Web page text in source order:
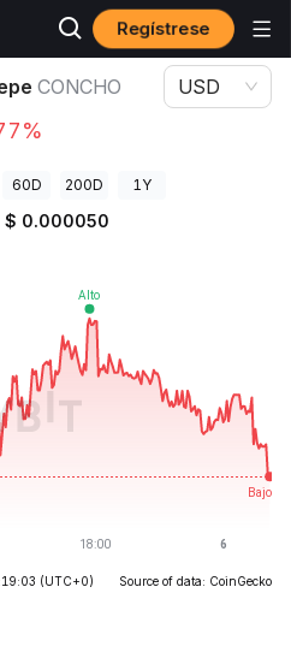
Regístrese
de hispanic pepe CONCHO
CONCHO USD
60D 200D 1Y
$ 0.000050
(UTC+0) Source of data: CoinGecko